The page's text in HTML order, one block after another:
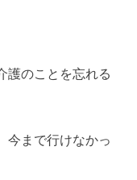
護のことを忘れる
今まで行けなかっ